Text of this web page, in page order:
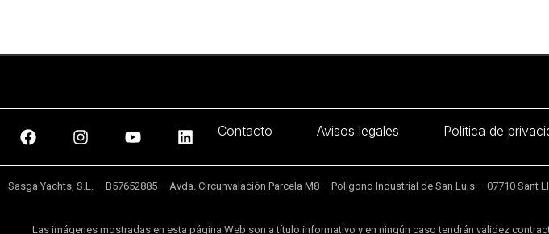
Contacto Avisos legales Política de
Sasga Yachts, S.L. – B57652885 – Avda. Circunvalación Parcela M8 – Polígono Industrial de San Luis – 07710 Sant
Las imágenes mostradas en esta página Web son a título informativo y en ningún caso tendrán validez